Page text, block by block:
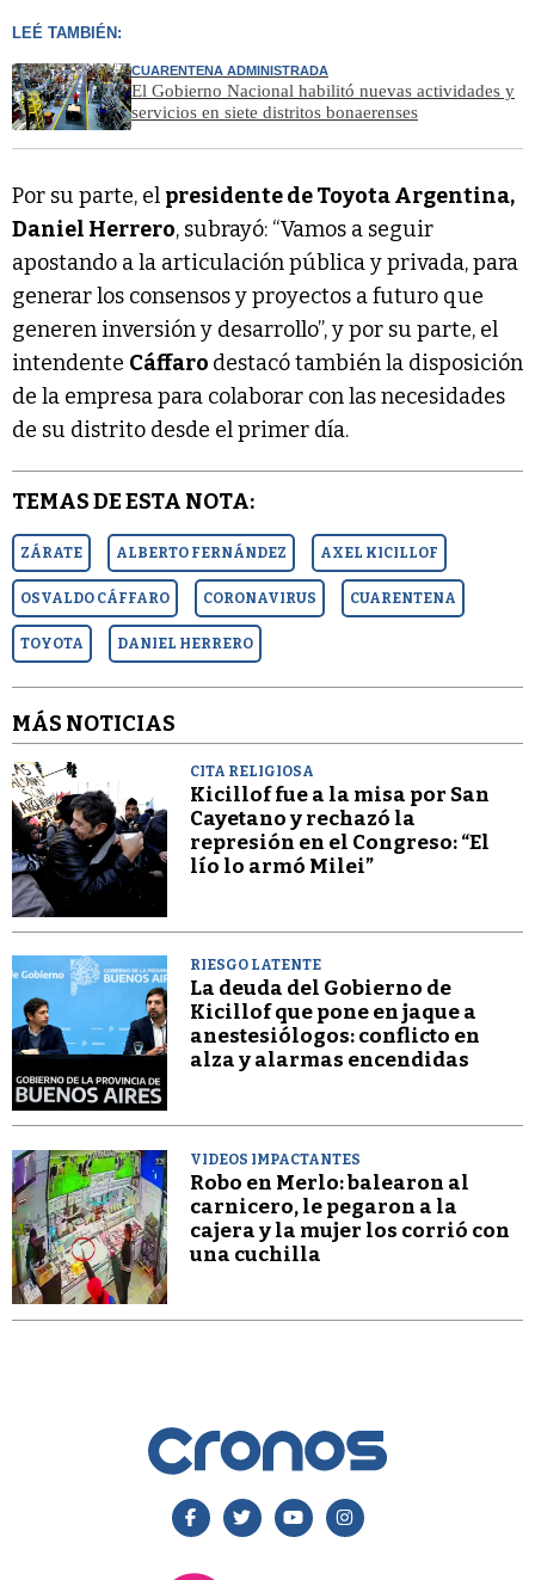
LEÉ TAMBIÉN:
CUARENTENA ADMINISTRADA
El Gobierno Nacional habilitó nuevas actividades y
servicios en siete distritos bonaerenses
Por su parte, el presidente de Toyota Argentina,
Daniel Herrero, subrayó: “Vamos a seguir
apostando a la articulación pública y privada, para
generar los consensos y proyectos a futuro que
generen inversión y desarrollo”, y por su parte, el
intendente Cáffaro destacó también la disposición
de la empresa para colaborar con las necesidades
de su distrito desde el primer día.
TEMAS DE ESTA NOTA:
ZÁRATE ALBERTO FERNÁNDEZ AXEL KICILLOF
OSVALDO CÁFFARO CORONAVIRUS CUARENTENA
TOYOTA DANIEL HERRERO
MÁS NOTICIAS
CITA RELIGIOSA
Kicillof fue a la misa por San
Cayetano y rechazó la
represión en el Congreso: “El
lío lo armó Milei”
RIESGO LATENTE
La deuda del Gobierno de
Kicillof que pone en jaque a
anestesiólogos: conflicto en
alza y alarmas encendidas
VIDEOS IMPACTANTES
Robo en Merlo: balearon al
carnicero, le pegaron a la
cajera y la mujer los corrió con
una cuchilla